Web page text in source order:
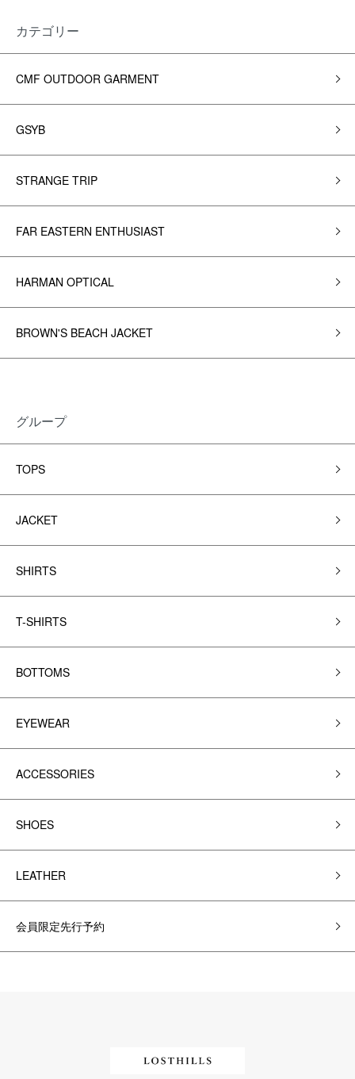
カテゴリー
CMF OUTDOOR GARMENT
GSYB
STRANGE TRIP
FAR EASTERN ENTHUSIAST
HARMAN OPTICAL
BROWN'S BEACH JACKET
グループ
TOPS
JACKET
SHIRTS
T-SHIRTS
BOTTOMS
EYEWEAR
ACCESSORIES
SHOES
LEATHER
会員限定先行予約